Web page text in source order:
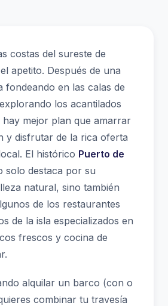
costas del sureste de
apetito. Después de una
fondeando en las calas de
los acantilados
hay mejor plan que amarrar
y disfrutar de la rica oferta
El histórico Puerto de
solo destaca por su
natural, sino también
de los restaurantes
de la isla especializados en
frescos y cocina de
alquilar un barco (con o
combinar tu travesía